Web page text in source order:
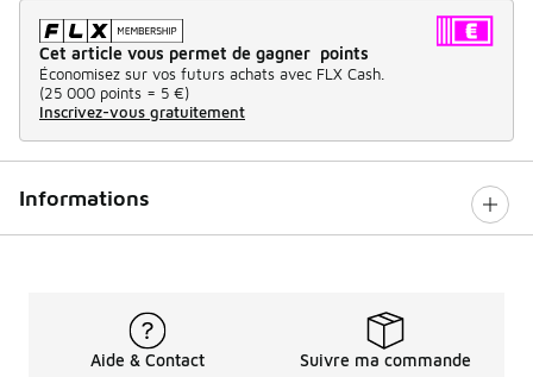
Cet article vous permet de gagner points
Économisez sur vos futurs achats avec FLX Cash.
(25 000 points = 5 €)
Inscrivez-vous gratuitement
Informations
Aide & Contact Suivre ma commande